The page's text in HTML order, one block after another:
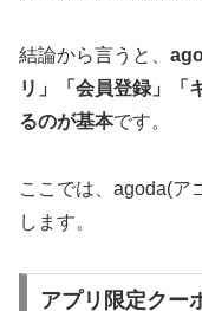
結論から言うと、
リ」「会員登録」「
るのが基本です。
ここでは、agoda(ア
します。
アプリ限定クー